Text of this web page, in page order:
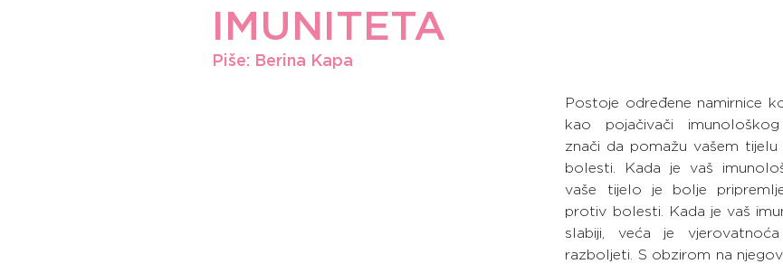
IMUNITETA
Piše: Berina Kapa
Postoje određene namirnice
kao pojačivači
znači da pomažu vašem
bolesti. Kada je vaš
vaše tijelo je bolje
protiv bolesti. Kada je vaš
slabiji, veća je
razboljeti. S obzirom na